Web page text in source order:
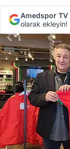
Amedspor TV
olarak ekleyin!